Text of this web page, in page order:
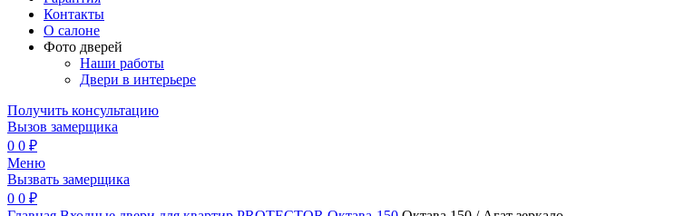
Контакты
О салоне
Фото дверей
Наши работы
Двери в интерьере
Получить консультацию
Вызов замерщика
0 0 ₽
Меню
Вызвать замерщика
0 0 ₽